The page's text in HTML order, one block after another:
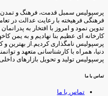
سمبل قدمت، فرهنگ و تمدن
فرهیخته با رعایت عدالت در تعامل
نمود و امروز با افتخار به
ای عظیم بنا نهادیم و به یمن
نامگذاری کردیم.از بهترین و
همراه با کارشناسانی متعهد و
تولید و تحویل بازارهای
با ما
تماس با ما